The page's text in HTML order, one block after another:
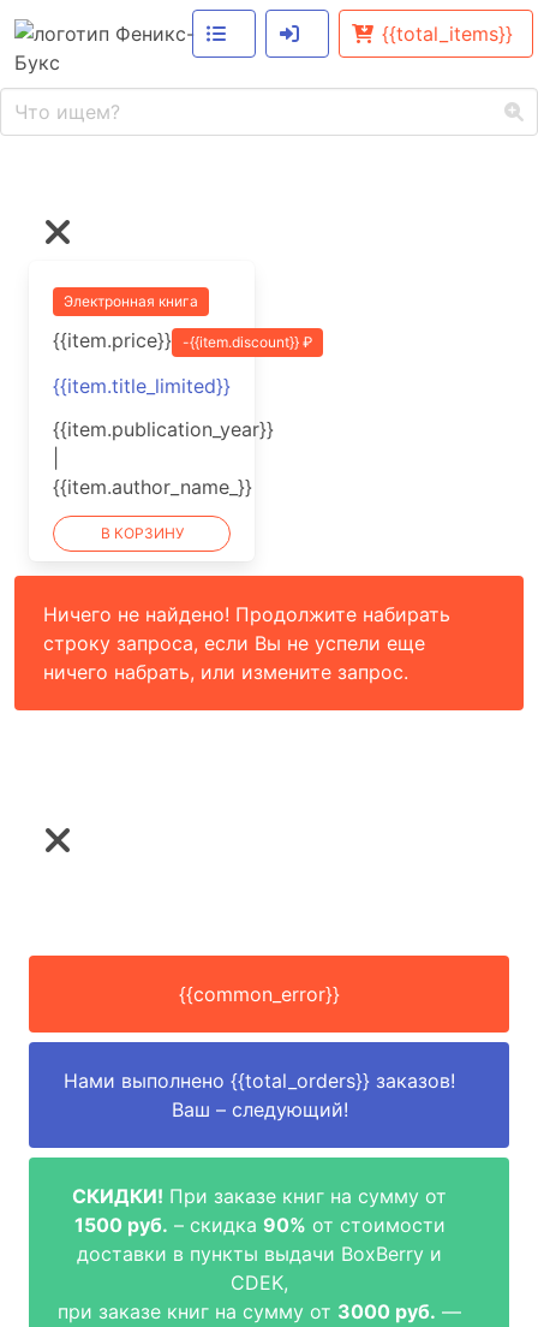
{{total_items}}
Электронная книга
{{item.price}} -{{item.discount}} ₽
{{item.title_limited}}
{{item.publication_year}}
{{item.author_name_}}
В КОРЗИНУ
Ничего не найдено! Продолжите набирать
строку запроса, если Вы не успели еще
ничего набрать, или измените запрос.
{{common_error}}
Нами выполнено {{total_orders}} заказов!
Ваш – следующий!
СКИДКИ! При заказе книг на сумму от
1500 руб. – скидка 90% от стоимости
доставки в пункты выдачи BoxBerry и
CDEK,
при заказе книг на сумму от 3000 руб. —